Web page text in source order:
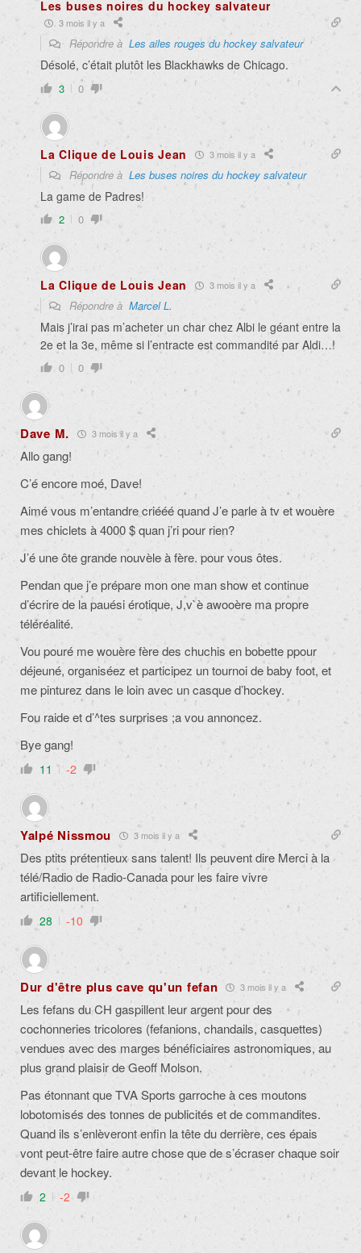
Les buses noires du hockey salvateur
3 mois il y a
Répondre à Les ailes rouges du hockey salvateur
Désolé, c’était plutôt les Blackhawks de Chicago.
3 0
La Clique de Louis Jean 3 mois il y a
Répondre à Les buses noires du hockey salvateur
La game de Padres!
2 0
La Clique de Louis Jean 3 mois il y a
Répondre à Marcel L.
Mais j’irai pas m’acheter un char chez Albi le géant entre la
2e et la 3e, même si l’entracte est commandité par Aldi…!
0 0
Dave M. 3 mois il y a
Allo gang!
C’é encore moé, Dave!
Aimé vous m’entandre criééé quand J’e parle à tv et wouère
mes chiclets à 4000 $ quan j’ri pour rien?
J’é une ôte grande nouvèle à fère. pour vous ôtes.
Pendan que j’e prépare mon one man show et continue
d’écrire de la pauési érotique, J,v`è awooère ma propre
téléréalité.
Vou pouré me wouère fère des chuchis en bobette ppour
déjeuné, organiséez et participez un tournoi de baby foot, et
me pinturez dans le loin avec un casque d’hockey.
Fou raide et d’^tes surprises ;a vou annoncez.
Bye gang!
11 -2
Yalpé Nissmou 3 mois il y a
Des ptits prétentieux sans talent! Ils peuvent dire Merci à la
télé/Radio de Radio-Canada pour les faire vivre
artificiellement.
28 -10
Dur d'être plus cave qu'un fefan 3 mois il y a
Les fefans du CH gaspillent leur argent pour des
cochonneries tricolores (fefanions, chandails, casquettes)
vendues avec des marges bénéficiaires astronomiques, au
plus grand plaisir de Geoff Molson.
Pas étonnant que TVA Sports garroche à ces moutons
lobotomisés des tonnes de publicités et de commandites.
Quand ils s’enlèveront enfin la tête du derrière, ces épais
vont peut-être faire autre chose que de s’écraser chaque soir
devant le hockey.
2 -2